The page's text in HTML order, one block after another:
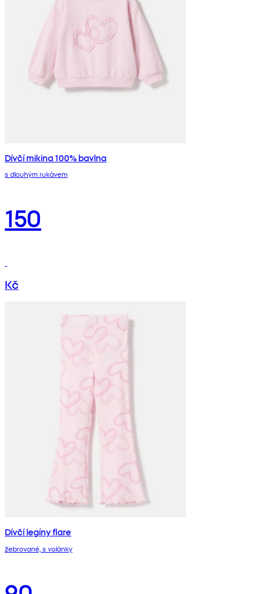
Dívčí mikina 100% bavlna
s dlouhým rukávem
150
Kč
Dívčí legíny flare
žebrované, s volánky